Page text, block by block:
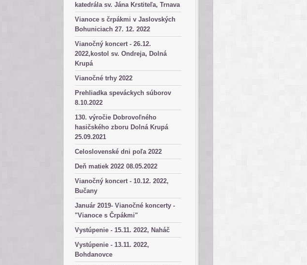
katedrála sv. Jána Krstiteľa, Trnava
Vianoce s črpákmi v Jaslovských
Bohuniciach 27. 12. 2022
Vianočný koncert - 26.12.
2022,kostol sv. Ondreja, Dolná
Krupá
Vianočné trhy 2022
Prehliadka speváckych súborov
8.10.2022
130. výročie Dobrovoľného
hasičského zboru Dolná Krupá
25.09.2021
Celoslovenské dni poľa 2022
Deň matiek 2022 08.05.2022
Vianočný koncert - 10.12. 2022,
Bučany
Január 2019- Vianočné koncerty -
"Vianoce s Črpákmi"
Vystúpenie - 15.11. 2022, Naháč
Vystúpenie - 13.11. 2022,
Bohdanovce